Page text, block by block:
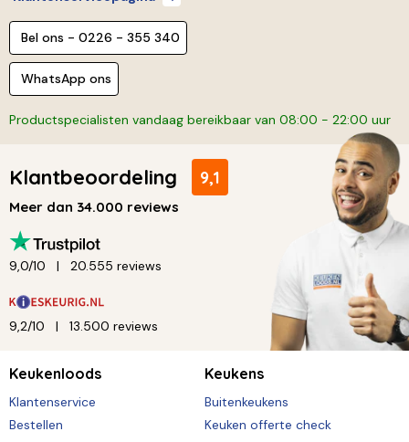
Bel ons - 0226 - 355 340
WhatsApp ons
Productspecialisten vandaag bereikbaar van 08:00 - 22:00 uur
Klantbeoordeling 9,1
Meer dan 34.000 reviews
9,0/10 20.555 reviews
9,2/10 13.500 reviews
Keukenloods
Klantenservice
Bestellen
Keukens
Buitenkeukens
Keuken offerte check